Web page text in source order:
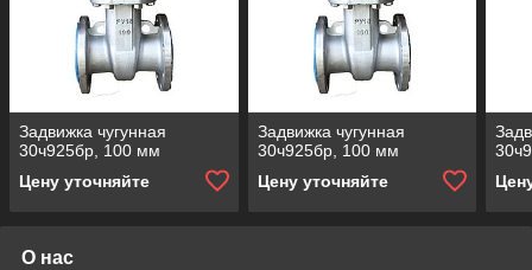
Задвижка чугунная
30ч925бр, 100 мм
Цену уточняйте
Задвижка чугунная
30ч925бр, 100 мм
Цену уточняйте
О нас